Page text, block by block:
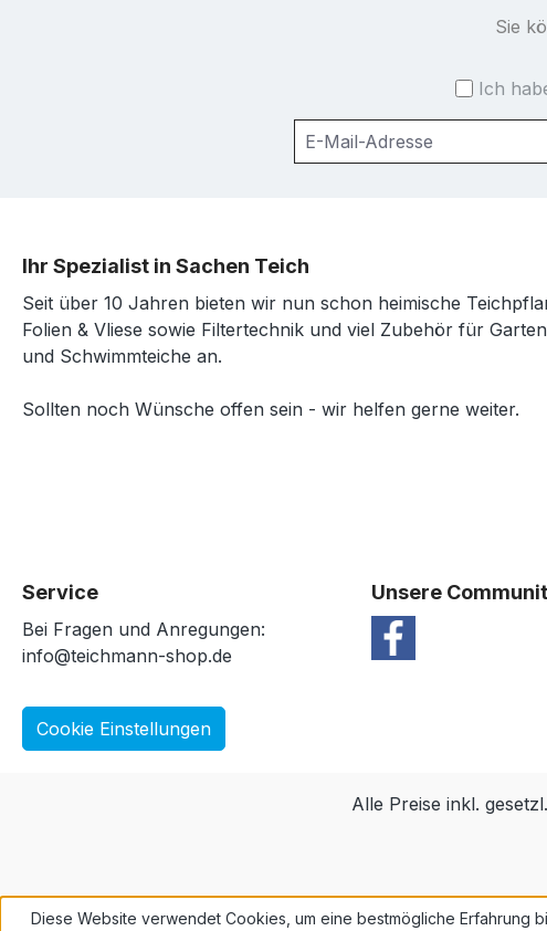
Sie
Ich
Ihr Spezialist in Sachen Teich
Seit über 10 Jahren bieten wir nun schon heimische
Folien & Vliese sowie Filtertechnik und viel Zubehör für
und Schwimmteiche an.
Sollten noch Wünsche offen sein - wir helfen gerne weiter.
Service
Bei Fragen und Anregungen:
info@teichmann-shop.de
Unsere
Cookie Einstellungen
Alle Preise inkl.
Diese Website verwendet Cookies, um eine bestmögliche Erfahrung